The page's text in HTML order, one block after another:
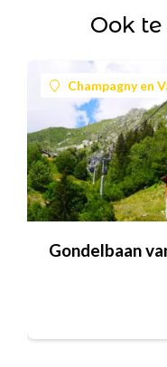
Ook
Champagny en
Gondelbaan